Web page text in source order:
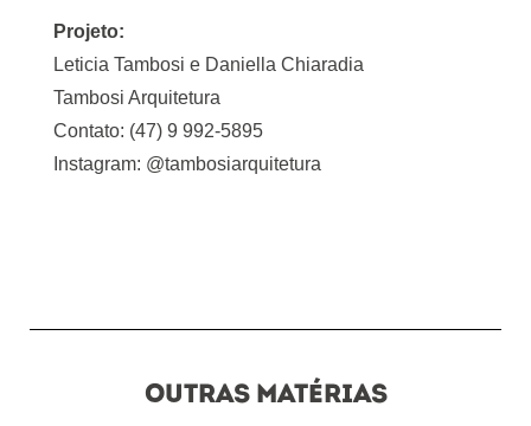
Projeto:
Leticia Tambosi e Daniella Chiaradia
Tambosi Arquitetura
Contato: (47) 9 992-5895
Instagram: @tambosiarquitetura
OUTRAS MATÉRIAS